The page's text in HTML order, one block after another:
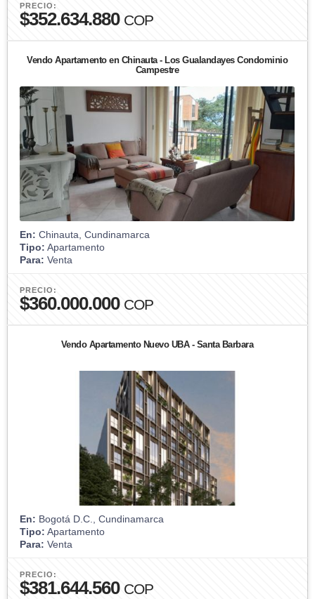
PRECIO:
$352.634.880 COP
Vendo Apartamento en Chinauta - Los Gualandayes Condominio
Campestre
En: Chinauta, Cundinamarca
Tipo: Apartamento
Para: Venta
PRECIO:
$360.000.000 COP
Vendo Apartamento Nuevo UBA - Santa Barbara
En: Bogotá D.C., Cundinamarca
Tipo: Apartamento
Para: Venta
PRECIO:
$381.644.560 COP